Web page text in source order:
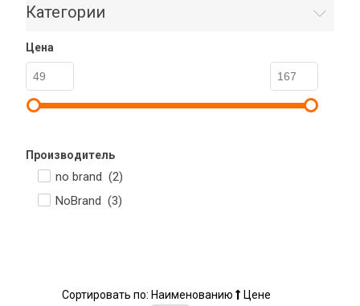
Категории
Цена
Производитель
no brand (2)
NoBrand (3)
Сортировать по: Наименованию
Цене